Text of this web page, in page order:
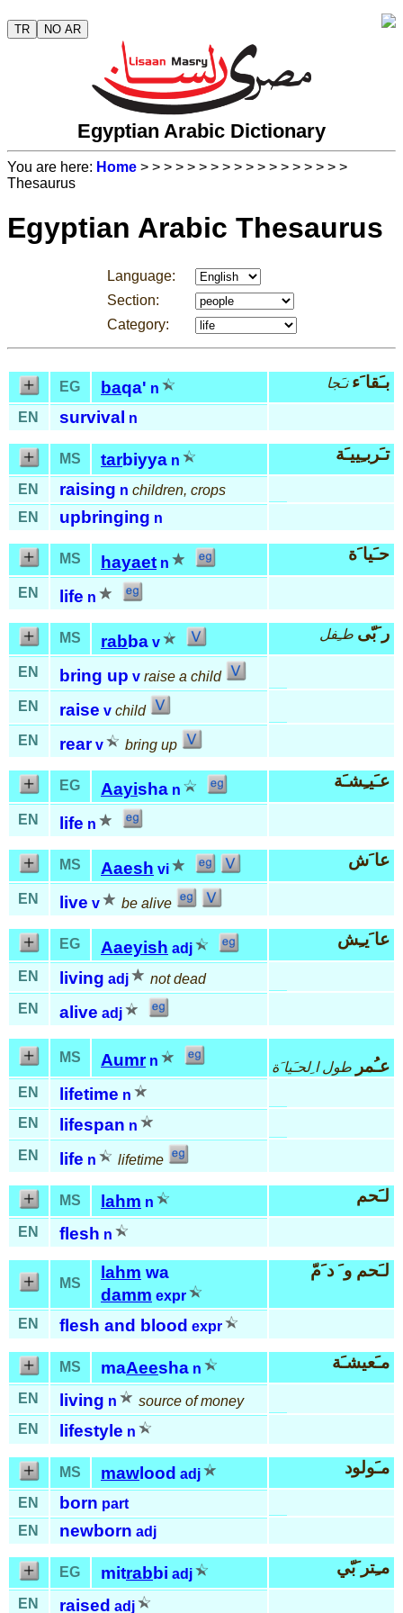
TR NO AR
Egyptian Arabic Dictionary
You are here: Home > > > > > > > > > > > > > > > > > >
Thesaurus
Egyptian Arabic Thesaurus
Language:
Section:
Category:
EG baqa' n بـَقا َء نـَجا
EN survival n
MS tarbiyya n تـَربـِييـَة
EN raising n children, crops
EN
upbringing n
MS hayaet n حـَيا َة
EN life n
MS rabba v ر َبّى طـِفل
EN bring up v raise a child
EN
raise v child
EN
rear v bring up
EG Aayisha n عـَيـِشـَة
EN life n
MS Aaesh vi عا َش
EN live v be alive
EG Aaeyish adj عا َيـِش
EN living adj
not dead
EN
alive adj
MS Aumr n عـُمر طول ا ِلحـَيا َة
EN
lifetime n
EN
lifespan n
EN
life n lifetime
MS lahm n لـَحم
EN flesh n
MS
lahm wa
damm expr
لـَحم و َ د َمّ
EN flesh and blood expr
MS maAeesha n مـَعيشـَة
EN living n
source of money
EN
lifestyle n
MS maw lood adj مـَولود
EN born part
EN
newborn adj
EG mitrabbi adj مـِتر َبّي
EN raised adj